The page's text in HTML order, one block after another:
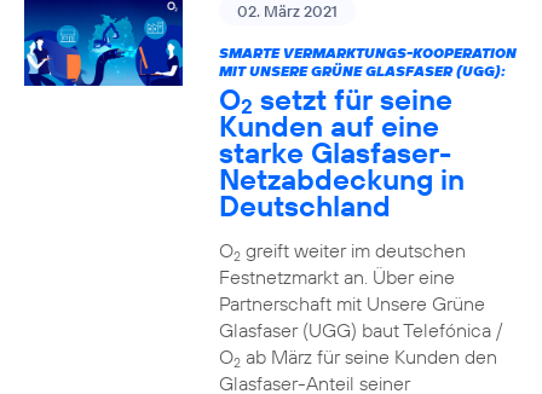
02. März 2021
SMARTE VERMARKTUNGS-KOOPERATION
MIT UNSERE GRÜNE GLASFASER (UGG):
O2 setzt für seine
Kunden auf eine
starke Glasfaser-
Netzabdeckung in
Deutschland
O2greift weiter im deutschen
Festnetzmarkt an. Über eine
Partnerschaft mit Unsere Grüne
Glasfaser (UGG) baut Telefónica /
O2ab März für seine Kunden den
Glasfaser-Anteil seiner